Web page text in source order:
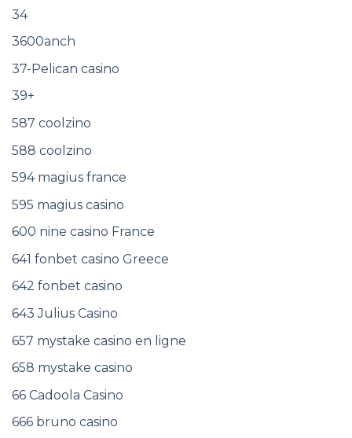
34
3600anch
37-Pelican casino
39+
587 coolzino
588 coolzino
594 magius france
595 magius casino
600 nine casino France
641 fonbet casino Greece
642 fonbet casino
643 Julius Casino
657 mystake casino en ligne
658 mystake casino
66 Cadoola Casino
666 bruno casino